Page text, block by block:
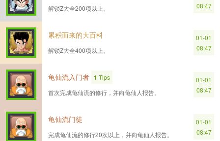
解锁Z大全200项以上。
08:47
累积而来的大百科
解锁Z大全400项以上。
01-01
08:47
龟仙流入门者 1 Tips
首次完成龟仙流的修行，并向龟仙人报告。
01-01
08:47
龟仙流门徒
完成龟仙流的修行20次以上，并向龟仙人报告。
01-01
08:47